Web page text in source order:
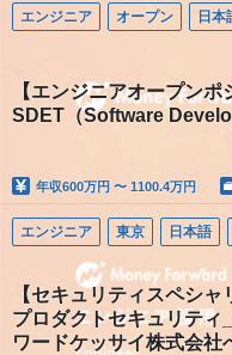
エンジニア オープン 日本
【エンジニアオープン
SDET（Software
年収600万円 〜 1100.4万円
エンジニア 東京 日本語
【セキュリティスペシ
プロダクトセキュリテ
ワードケッサイ株式会社